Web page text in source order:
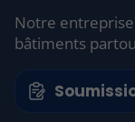
Notre
bâtiments